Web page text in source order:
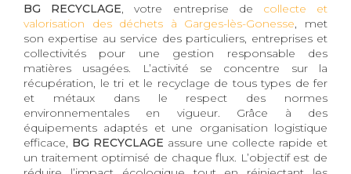
BG RECYCLAGE, votre entreprise de collecte et
valorisation des déchets à Garges-lès-Gonesse, met
son expertise au service des particuliers, entreprises et
collectivités pour une gestion responsable des
matières usagées. L’activité se concentre sur la
récupération, le tri et le recyclage de tous types de fer
et métaux dans le respect des normes
environnementales en vigueur. Grâce à des
équipements adaptés et une organisation logistique
efficace, BG RECYCLAGE assure une collecte rapide et
un traitement optimisé de chaque flux. L’objectif est de